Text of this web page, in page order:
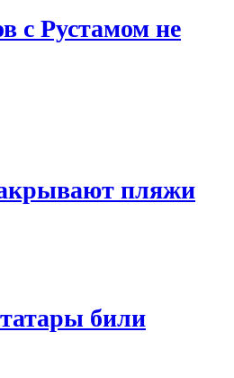
с Рустамом не
пляжи
били